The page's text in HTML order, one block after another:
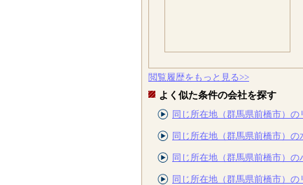
閲覧履歴をもっと見る>>
よく似た条件の会社を探す
同じ所在地（群馬県前橋市）
同じ所在地（群馬県前橋市）
同じ所在地（群馬県前橋市）
同じ所在地（群馬県前橋市）